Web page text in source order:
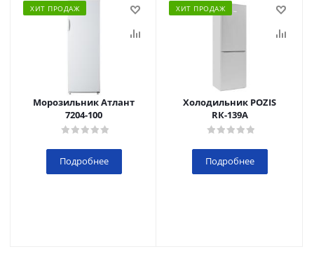
ХИТ ПРОДАЖ
Морозильник Атлант
7204-100
Подробнее
ХИТ ПРОДАЖ
Холодильник POZIS
RК-139А
Подробнее